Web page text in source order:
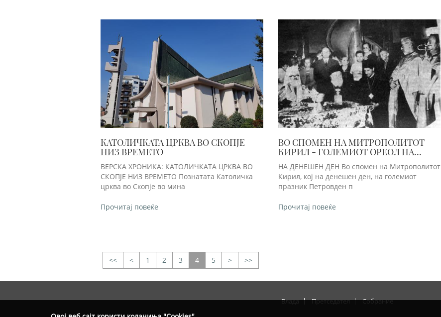
КАТОЛИЧКАТА ЦРКВА ВО СКОПЈЕ
НИЗ ВРЕМЕТО
ВЕРСКА ХРОНИКА: КАТОЛИЧКАТА ЦРКВА ВО
СКОПЈЕ НИЗ ВРЕМЕТО Познатата Католичка
црква во Скопје во мина
Прочитај повеќе
ВО СПОМЕН НА МИТРОПОЛИТОТ
КИРИЛ - ГОЛЕМИОТ ОРЕОЛ НА
ЦРКВА-ОХРИДСКА АРХИЕПИ
НА ДЕНЕШЕН ДЕН Во спомен на Митрополитот
Кирил, кој на денешен ден, на големиот
празник Петровден п
Прочитај повеќе
>> < 1 2 3 4 5 > >>
Влада Претседател Собрание